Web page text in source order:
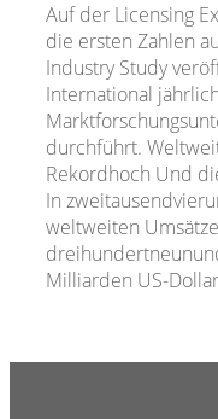
Auf der Licensing
die ersten Zahlen
Industry Study
International
durchführt.
Rekordhoch Und
In
weltweiten
Milliarden US-